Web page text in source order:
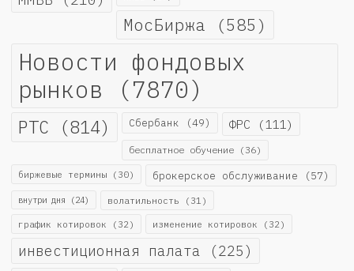
МосБиржа (585)
Новости фондовых
рынков (7870)
РТС (814) Сбербанк (49) ФРС (111)
бесплатное обучение (36)
биржевые термины (30) брокерское обслуживание (57)
внутри дня (24) волатильность (31)
график котировок (32) изменение котировок (32)
инвестиционная палата (225)